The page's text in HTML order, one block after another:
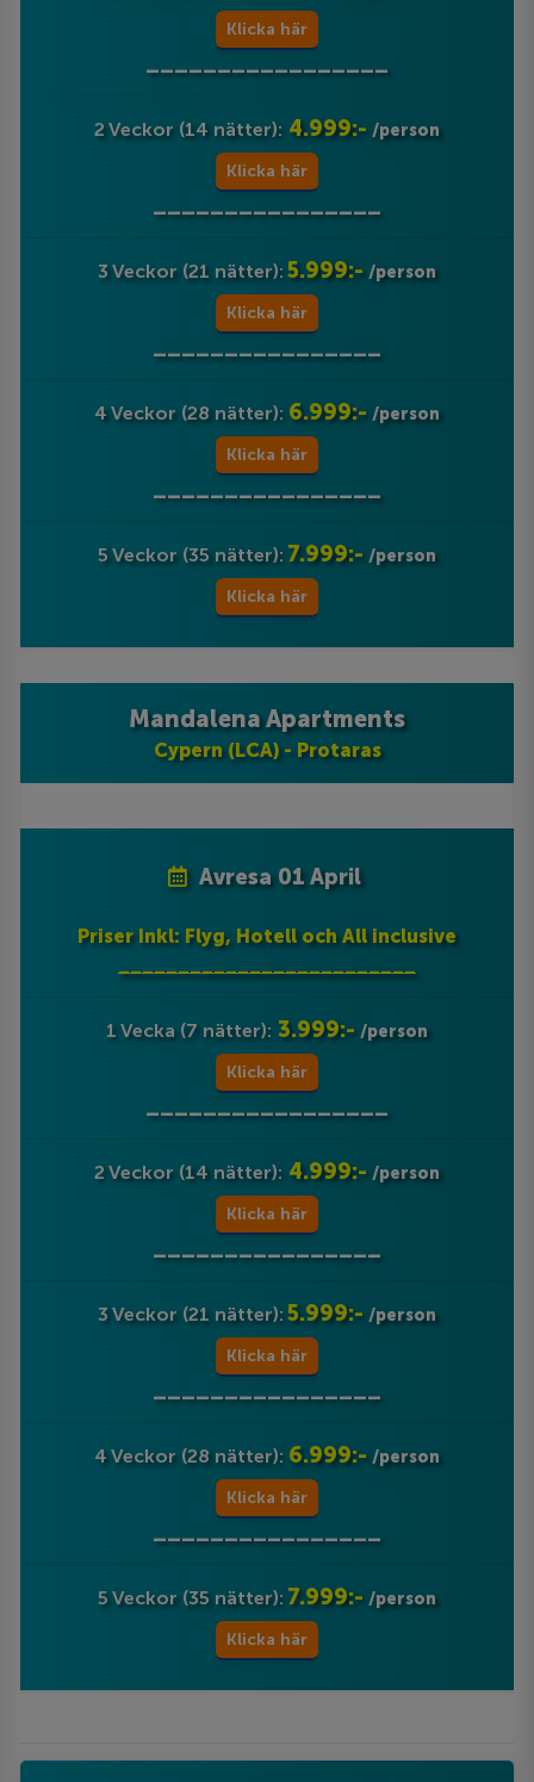
Klicka här
_________________
2 Veckor (14 nätter): 4.999:- /person
Klicka här
________________
3 Veckor (21 nätter): 5.999:- /person
Klicka här
________________
4 Veckor (28 nätter): 6.999:- /person
Klicka här
________________
5 Veckor (35 nätter): 7.999:- /person
Klicka här
Mandalena Apartments
Cypern (LCA) - Protaras
Avresa 01 April
Priser Inkl: Flyg, Hotell och All inclusive
_________________________
1 Vecka (7 nätter): 3.999:- /person
Klicka här
_________________
2 Veckor (14 nätter): 4.999:- /person
Klicka här
________________
3 Veckor (21 nätter): 5.999:- /person
Klicka här
________________
4 Veckor (28 nätter): 6.999:- /person
Klicka här
________________
5 Veckor (35 nätter): 7.999:- /person
Klicka här